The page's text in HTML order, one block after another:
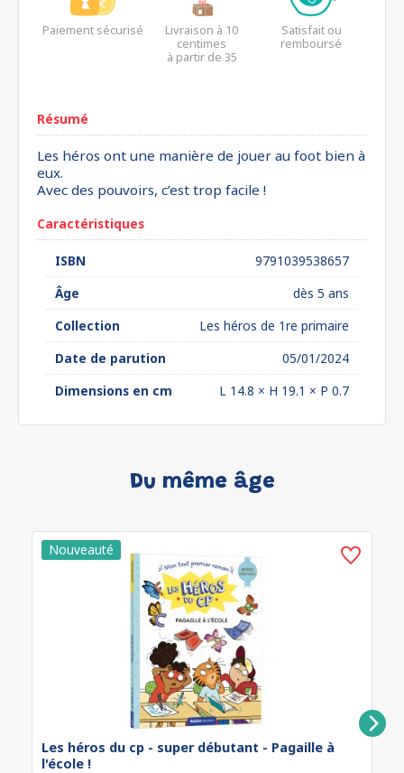
Paiement sécurisé
Livraison à 10
centimes
à partir de 35
Satisfait ou
remboursé
Résumé
Les héros ont une manière de jouer au foot bien à
eux.
Avec des pouvoirs, c’est trop facile !
Caractéristiques
ISBN
9791039538657
Âge
dès 5 ans
Collection
Les héros de 1re primaire
Date de parution
05/01/2024
Dimensions en cm
L 14.8 × H 19.1 × P 0.7
Du même âge
Les héros du cp - super débutant - Pagaille à
l'école !